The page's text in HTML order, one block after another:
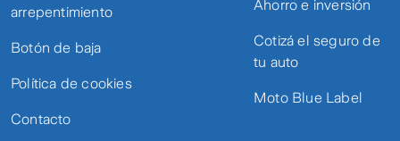
arrepentimiento
Botón de baja
Política de cookies
Contacto
Ahorro e inversión
Cotizá el seguro de
tu auto
Moto Blue Label